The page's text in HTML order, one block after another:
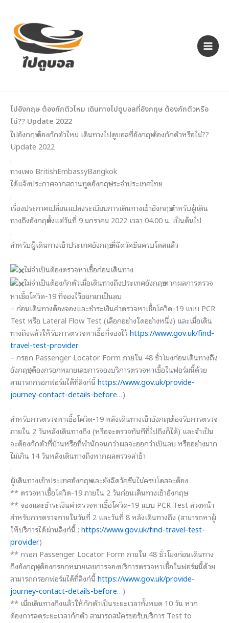
content
ไปอังกฤษ ต้องกักตัวไหม เดินทางไปดูบอลที่อังกฤษ ต้องกักตัวหรือ
ไม่?? Update 2022
ไปอังกฤษ ต้องกักตัวไหม เดินทางไปดูบอลที่อังกฤษ ต้องกักตัวหรือไม่??
Update 2022
.
ทางเพจ BritishEmbassyBangkok
ได้แจ้งประกาศจากสถานทูตอังกฤษประจำประเทศไทย
.
เรื่องประกาศเปลี่ยนแปลงระเบียบการเดินทางเข้าอังกฤษ สำหรับผู้เดิน
ทางถึงอังกฤษตั้งแต่วันที่ 9 มกราคม 2022 เวลา 04.00 น. เป็นต้นไป
.
สำหรับผู้เดินทางเข้าประเทศอังกฤษ ที่ฉีดวัคซีนครบโดสแล้ว
.
ไม่จำเป็นต้องตรวจหาเชื้อก่อนเดินทาง
ไม่จำเป็นต้องกักตัวเมื่อเดินทางถึงประเทศอังกฤษ หากผลการตรวจ
หาเชื้อโควิด-19 ที่จองไว้ออกมาเป็นลบ
– ก่อนเดินทางต้องจองและชำระเงินค่าตรวจหาเชื้อโควิด-19 แบบ PCR
Test หรือ Lateral Flow Test (เลือกอย่างใดอย่างหนึ่ง) และเมื่อเดิน
ทางถึงแล้วให้รับการตรวจหาเชื้อที่จองไว้https://www.gov.uk/find-
travel-test-provider
– กรอก Passenger Locator Form ภายใน 48 ชั่วโมงก่อนเดินทางถึง
อังกฤษ (ต้องกรอกหมายเลขการจองบริการตรวจหาเชื้อในฟอร์มนี้ด้วย
สามารถกรอกฟอร์มได้ที่ลิงก์นี้https://www.gov.uk/provide-
journey-contact-details-before…)
.
สำหรับการตรวจหาเชื้อโควิด-19 หลังเดินทางเข้าอังกฤษ ต้องรับการตรวจ
ภายใน 2 วันหลังเดินทางถึง (หรือจะตรวจทันทีที่ไปถึงก็ได้) และจำเป็น
จะต้องกักตัวที่บ้านหรือที่พำนักจนกว่าผลจะออกว่าเป็นลบ หรืออย่างมาก
ไม่เกิน 14 วันหลังเดินทางถึงหากผลตรวจล่าช้า
.
ผู้เดินทางเข้าประเทศอังกฤษ และยังฉีดวัคซีนไม่ครบโดสจะต้อง
** ตรวจหาเชื้อโควิด-19 ภายใน 2 วันก่อนเดินทางเข้าอังกฤษ
** จองและชำระเงินค่าตรวจหาเชื้อโควิด-19 แบบ PCR Test ล่วงหน้า
สำหรับการตรวจภายในวันที่ 2 และวันที่ 8 หลังเดินทางถึง (สามารถหาผู้
ให้บริการได้ผ่านลิงก์นี้ : https://www.gov.uk/find-travel-test-
provider)
** กรอก Passenger Locator Form ภายใน 48 ชั่วโมงก่อนเดินทาง
ถึงอังกฤษ (ต้องกรอกหมายเลขการจองบริการตรวจหาเชื้อในฟอร์มนี้ด้วย
สามารถกรอกฟอร์มได้ที่ลิงก์นี้https://www.gov.uk/provide-
journey-contact-details-before…)
** เมื่อเดินทางถึงแล้วให้กักตัวเป็นระยะเวลาทั้งหมด 10 วัน หาก
ต้องการลดระยะเวลากักตัว สามารถสมัครขอรับบริการ Test to